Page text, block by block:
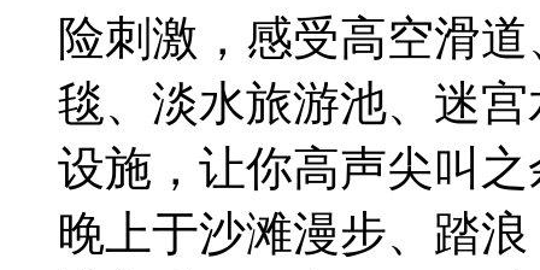
险刺激，感受高空滑
毯、淡水旅游池、迷
设施，让你高声尖叫
晚上于沙滩漫步、踏